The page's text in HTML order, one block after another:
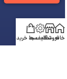
خانهفروشگاه
تخفیف هاسبد خرید